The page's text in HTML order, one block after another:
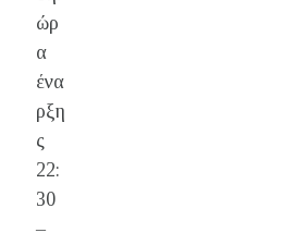
ώρ
α
ένα
ρξη
ς
22:
30
–